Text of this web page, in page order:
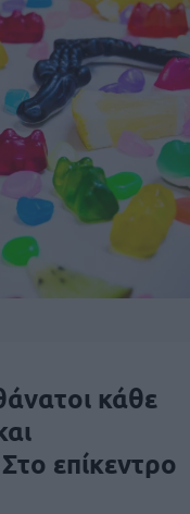
κάθε
επίκεντρο